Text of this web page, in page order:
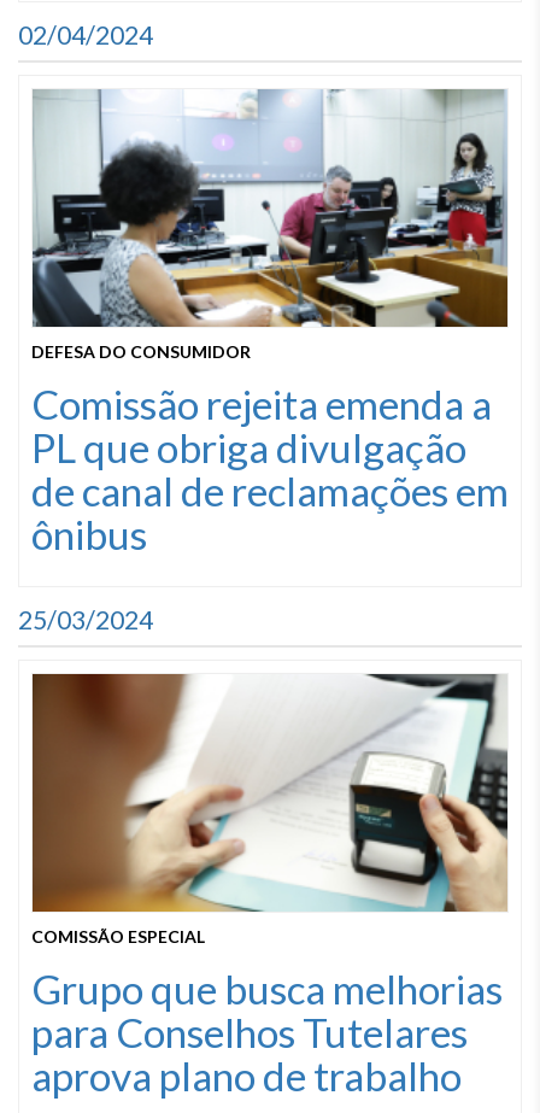
02/04/2024
DEFESA DO CONSUMIDOR
Comissão rejeita emenda a
PL que obriga divulgação
de canal de reclamações em
ônibus
25/03/2024
COMISSÃO ESPECIAL
Grupo que busca melhorias
para Conselhos Tutelares
aprova plano de trabalho